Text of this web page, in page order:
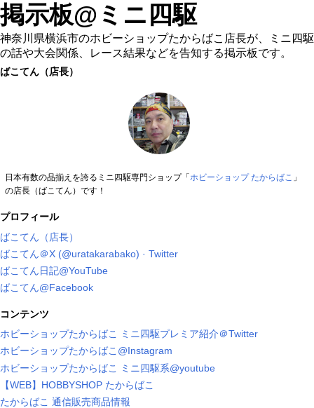
掲示板@ミニ四駆
神奈川県横浜市のホビーショップたからばこ店長が、ミニ四駆
の話や大会関係、レース結果などを告知する掲示板です。
ばこてん（店長）
日本有数の品揃えを誇るミニ四駆専門ショップ「 ホビーショップ たからばこ 」
の店長（ばこてん）です！
プロフィール
ばこてん（店長）
ばこてん＠X (@uratakarabako) · Twitter
ばこてん日記@YouTube
ばこてん@Facebook
コンテンツ
ホビーショップたからばこ ミニ四駆プレミア紹介＠Twitter
ホビーショップたからばこ@Instagram
ホビーショップたからばこ ミニ四駆系@youtube
【WEB】HOBBYSHOP たからばこ
たからばこ 通信販売商品情報